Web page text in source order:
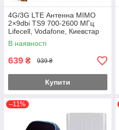
4G/3G LTE Антенна MIMO
2×9dbi TS9 700-2600 МГц
Lifecell, Vodafone, Киевстар
В наявності
639 ₴ 939 ₴
Купити
–11%